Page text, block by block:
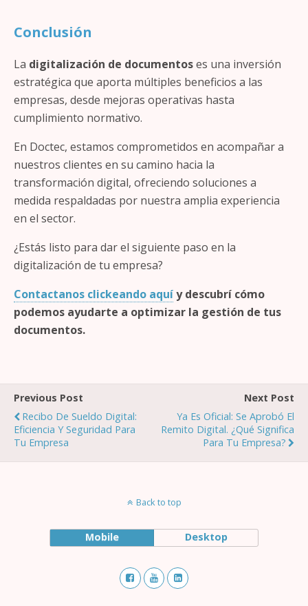
Conclusión
La digitalización de documentoses una inversión
estratégica que aporta múltiples beneficios a las
empresas, desde mejoras operativas hasta
cumplimiento normativo.
En Doctec, estamos comprometidos en acompañar a
nuestros clientes en su camino hacia la
transformación digital, ofreciendo soluciones a
medida respaldadas por nuestra amplia experiencia
en el sector.
¿Estás listo para dar el siguiente paso en la
digitalización de tu empresa?
Contactanos clickeando aquíy descubrí cómo
podemos ayudarte a optimizar la gestión de tus
documentos.
Previous Post
Recibo De Sueldo Digital:
Eficiencia Y Seguridad Para
Tu Empresa
Next Post
Ya Es Oficial: Se Aprobó El
Remito Digital. ¿Qué Significa
Para Tu Empresa?
Back to top
Mobile Desktop